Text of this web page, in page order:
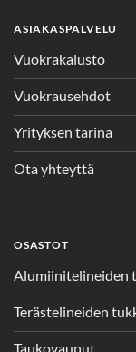
ASIAKASPALVELU
Vuokrakalusto
Vuokrausehdot
Yrityksen tarina
Ota yhteyttä
OSASTOT
Alumiinitelineiden
Terästelineiden
Taukovaunut